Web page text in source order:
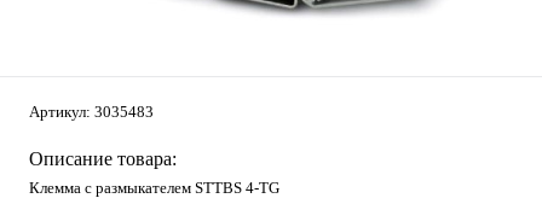
Артикул: 3035483
Описание товара:
Клемма с размыкателем STTBS 4-TG